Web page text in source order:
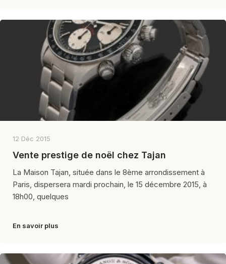
12 Déc 2015
Vente prestige de noël chez Tajan
La Maison Tajan, située dans le 8ème arrondissement à
Paris, dispersera mardi prochain, le 15 décembre 2015, à
18h00, quelques
En savoir plus